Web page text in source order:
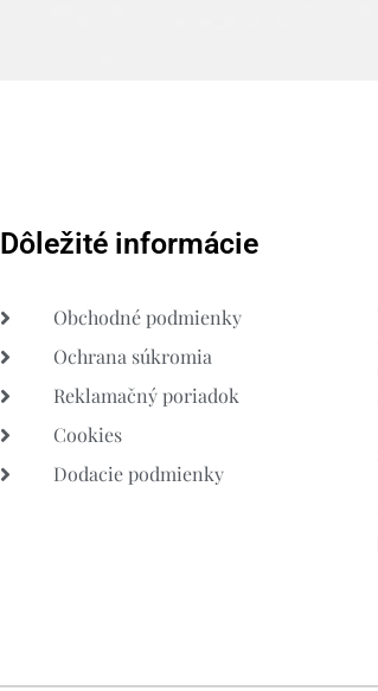
Dôležité informácie
Obchodné podmienky
Ochrana súkromia
Reklamačný poriadok
Cookies
Dodacie podmienky